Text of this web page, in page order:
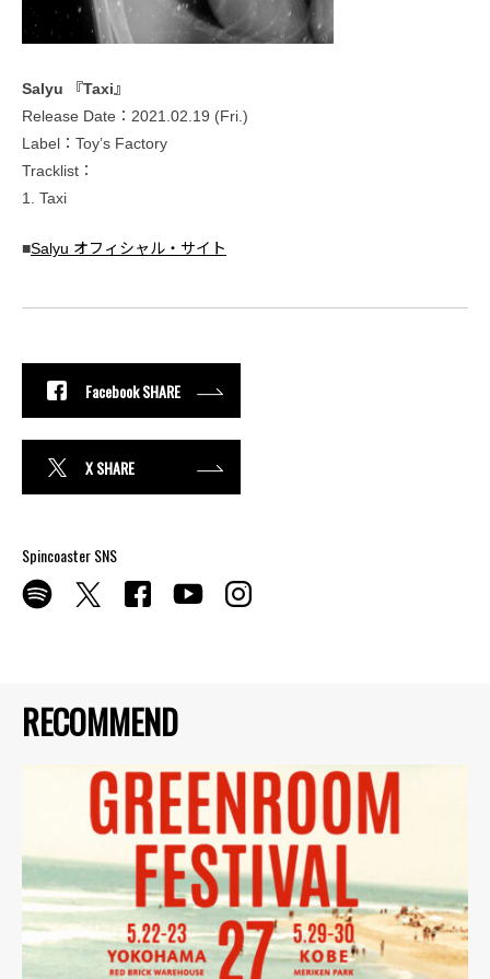
RECOMMEND
Salyu 『Taxi』
Release Date：2021.02.19 (Fri.)
Label：Toy’s Factory
Tracklist：
1. Taxi
■Salyu オフィシャル・サイト
Facebook SHARE
X SHARE
Spincoaster SNS